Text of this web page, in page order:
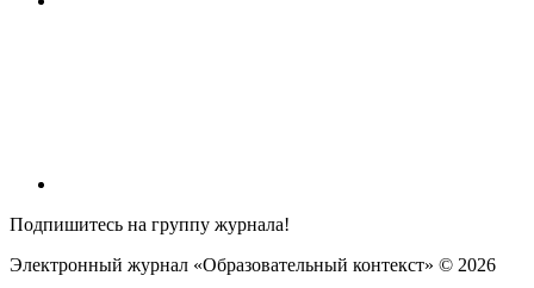
Подпишитесь на группу журнала!
Электронный журнал «Образовательный контекст» © 2026